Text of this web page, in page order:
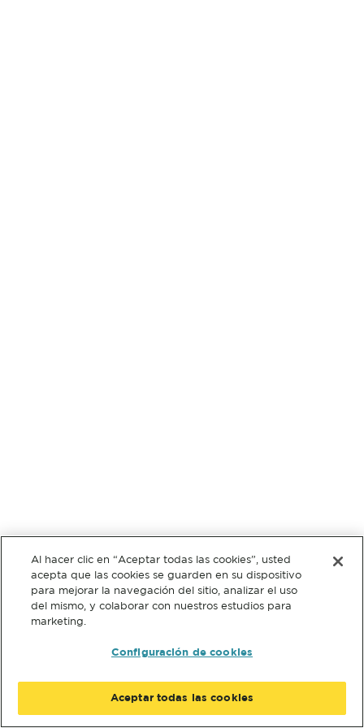
Al hacer clic en “Aceptar todas las cookies”, usted
acepta que las cookies se guarden en su dispositivo
para mejorar la navegación del sitio, analizar el uso
del mismo, y colaborar con nuestros estudios para
marketing.
Configuración de cookies
Aceptar todas las cookies